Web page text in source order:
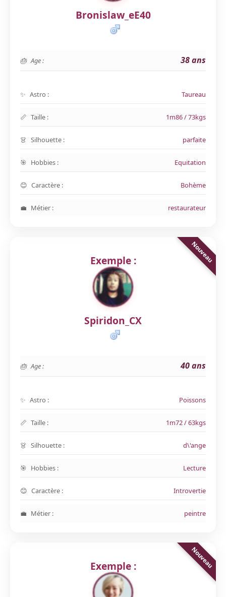
Bronislaw_eE40
Age : 38 ans
Astro : Taureau
Taille : 1m86 / 73kgs
Silhouette : parfaite
Hobbies : Equitation
Caractère : Bohème
Métier : restaurateur
Exemple :
Spiridon_CX
Age : 40 ans
Astro : Poissons
Taille : 1m72 / 63kgs
Silhouette : d\'ange
Hobbies : Lecture
Caractère : Introvertie
Métier : peintre
Exemple :